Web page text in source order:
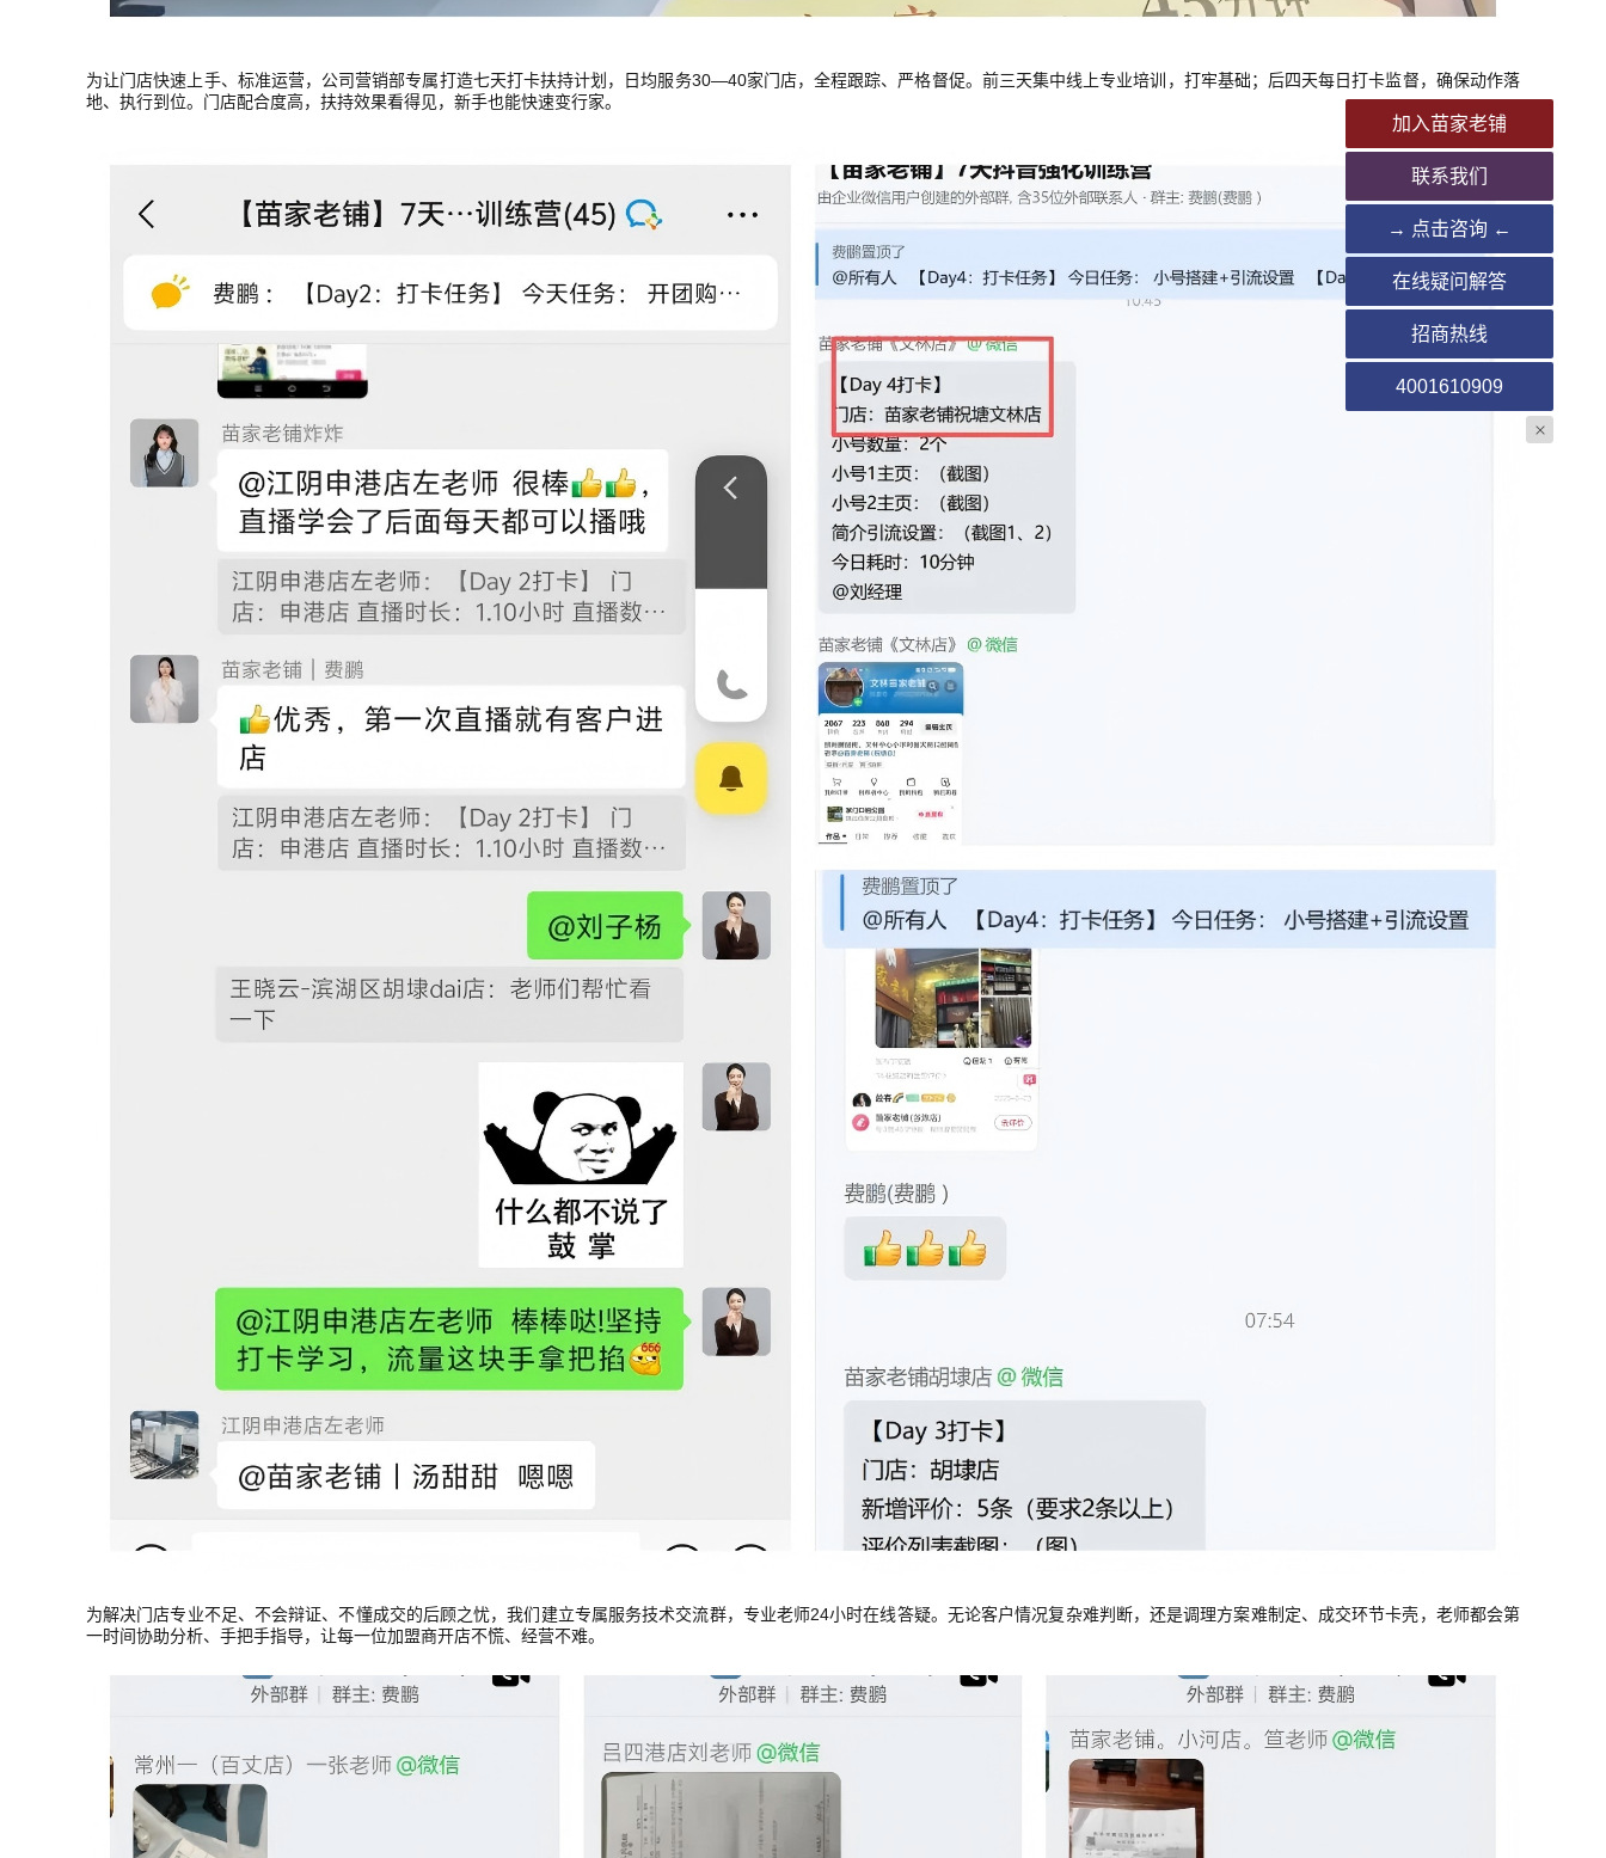
为让门店快速上手、标准运营，公司营销部专属打造七天打卡扶持计划，日均服务30—40家门店，全程跟踪、严格督促。前三天集中线上专业培训，打牢基础；后四天每日打卡监督，确保动作落
地、执行到位。门店配合度高，扶持效果看得见，新手也能快速变行家。
为解决门店专业不足、不会辩证、不懂成交的后顾之忧，我们建立专属服务技术交流群，专业老师24小时在线答疑。无论客户情况复杂难判断，还是调理方案难制定、成交环节卡壳，老师都会第
一时间协助分析、手把手指导，让每一位加盟商开店不慌、经营不难。
加入苗家老铺
联系我们
→ 点击咨询 ←
在线疑问解答
招商热线
4001610909